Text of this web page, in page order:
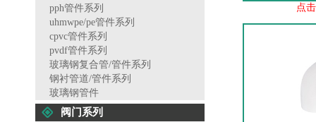
pph管件系列
uhmwpe/pe管件系列
cpvc管件系列
pvdf管件系列
玻璃钢复合管/管件系列
钢衬管道/管件系列
玻璃钢管件
阀门系列
点